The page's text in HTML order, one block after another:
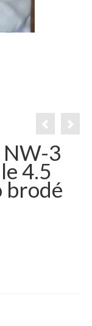
NW-3
4.5
brodé